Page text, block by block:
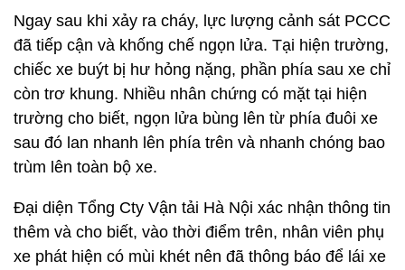
Ngay sau khi xảy ra cháy, lực lượng cảnh sát PCCC
đã tiếp cận và khống chế ngọn lửa. Tại hiện trường,
chiếc xe buýt bị hư hỏng nặng, phần phía sau xe chỉ
còn trơ khung. Nhiều nhân chứng có mặt tại hiện
trường cho biết, ngọn lửa bùng lên từ phía đuôi xe
sau đó lan nhanh lên phía trên và nhanh chóng bao
trùm lên toàn bộ xe.
Đại diện Tổng Cty Vận tải Hà Nội xác nhận thông tin
thêm và cho biết, vào thời điểm trên, nhân viên phụ
xe phát hiện có mùi khét nên đã thông báo để lái xe